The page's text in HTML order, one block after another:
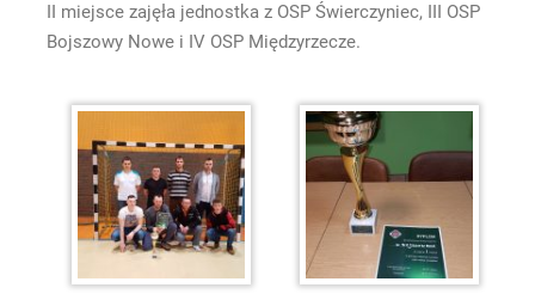
II miejsce zajęła jednostka z OSP Świerczyniec, III OSP
Bojszowy Nowe i IV OSP Międzyrzecze.